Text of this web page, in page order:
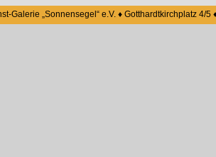
Galerie „Sonnensegel“ e.V. ♦ Gotthardtkirchplatz 4/